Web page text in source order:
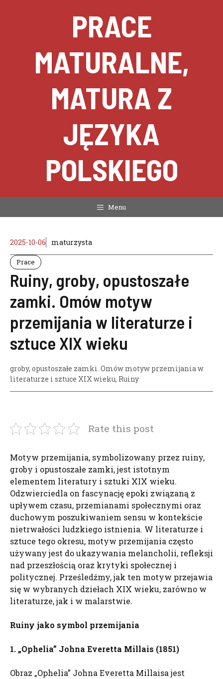
PRACE
MATURALNE,
MATURA Z
JĘZYKA
POLSKIEGO
Menu
2025-10-06 maturzysta
Prace
Ruiny, groby, opustoszałe
zamki. Omów motyw
przemijania w literaturze i
sztuce XIX wieku
groby, opustoszałe zamki. Omów motyw przemijania w
literaturze i sztuce XIX wieku, Ruiny
Rate this post
Motyw przemijania, symbolizowany przez ruiny,
groby i opustoszałe zamki, jest istotnym
elementem literatury i sztuki XIX wieku.
Odzwierciedla on fascynację epoki związaną z
upływem czasu, przemianami społecznymi oraz
duchowym poszukiwaniem sensu w kontekście
nietrwałości ludzkiego istnienia. W literaturze i
sztuce tego okresu, motyw przemijania często
używany jest do ukazywania melancholii, refleksji
nad przeszłością oraz krytyki społecznej i
politycznej. Prześledźmy, jak ten motyw przejawia
się w wybranych dziełach XIX wieku, zarówno w
literaturze, jak i w malarstwie.
Ruiny jako symbol przemijania
1. „Ophelia” Johna Everetta Millais (1851)
Obraz „Ophelia” Johna Everetta Millaisa jest